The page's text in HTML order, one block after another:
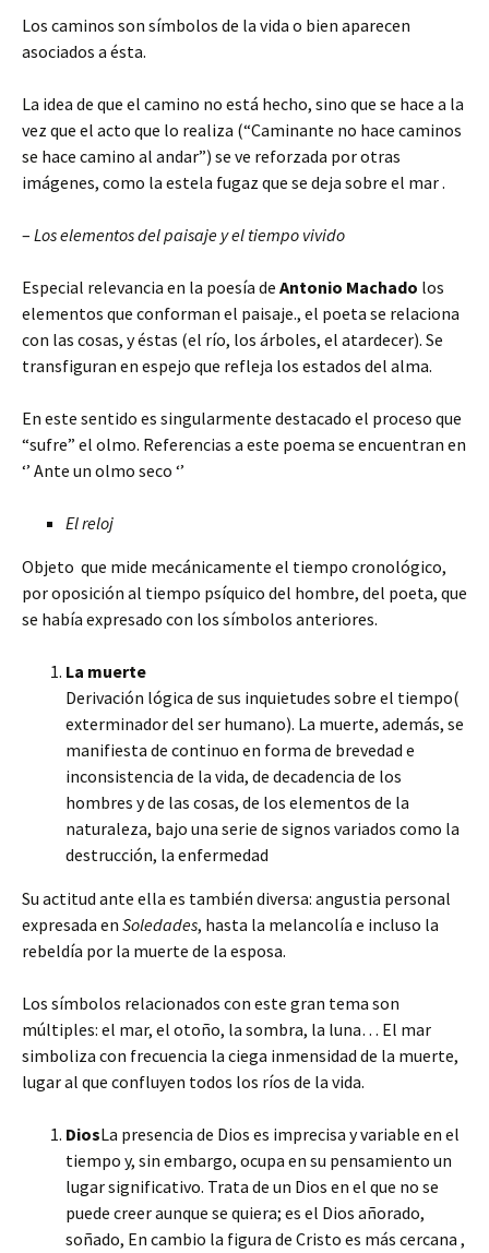
Los caminos son símbolos de la vida o bien aparecen
asociados a ésta.
La idea de que el camino no está hecho, sino que se hace a la
vez que el acto que lo realiza (“Caminante no hace caminos
se hace camino al andar”) se ve reforzada por otras
imágenes, como la estela fugaz que se deja sobre el mar .
– Los elementos del paisaje y el tiempo vivido
Especial relevancia en la poesía de Antonio Machado los
elementos que conforman el paisaje., el poeta se relaciona
con las cosas, y éstas (el río, los árboles, el atardecer). Se
transfiguran en espejo que refleja los estados del alma.
En este sentido es singularmente destacado el proceso que
“sufre” el olmo. Referencias a este poema se encuentran en
‘’ Ante un olmo seco ‘’
El reloj
Objeto que mide mecánicamente el tiempo cronológico,
por oposición al tiempo psíquico del hombre, del poeta, que
se había expresado con los símbolos anteriores.
La muerte
Derivación lógica de sus inquietudes sobre el tiempo(
exterminador del ser humano). La muerte, además, se
manifiesta de continuo en forma de brevedad e
inconsistencia de la vida, de decadencia de los
hombres y de las cosas, de los elementos de la
naturaleza, bajo una serie de signos variados como la
destrucción, la enfermedad
Su actitud ante ella es también diversa: angustia personal
expresada en Soledades, hasta la melancolía e incluso la
rebeldía por la muerte de la esposa.
Los símbolos relacionados con este gran tema son
múltiples: el mar, el otoño, la sombra, la luna… El mar
simboliza con frecuencia la ciega inmensidad de la muerte,
lugar al que confluyen todos los ríos de la vida.
DiosLa presencia de Dios es imprecisa y variable en el
tiempo y, sin embargo, ocupa en su pensamiento un
lugar significativo. Trata de un Dios en el que no se
puede creer aunque se quiera; es el Dios añorado,
soñado, En cambio la figura de Cristo es más cercana ,